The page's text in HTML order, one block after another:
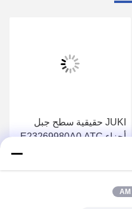
JUKI حقيقية سطح جبل
أجزاء E23269980A0 ATC
OFFSET BOSS ASM 2 ل